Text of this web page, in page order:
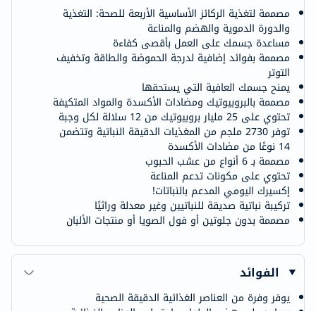
مصممة لتغذية الركائز الأساسية الأربعة للصحة: ​​التغذية
والدورة الدموية والهضم والمناعة
مساعدة جسمك على العمل بأقصى كفاءة
مصممة بفوائد إضافية لدرجة الحموضة والطاقة وتخفيف
التوتر
يمنح جسمك العافية التي يستحقها
مصممة بالبروبيوتيك ومضادات الأكسدة والمواد المتكيفة
تحتوي على 25 مليار بروبيوتيك من 12 سلالة لكل وجبة
توفر 2730 ملجم من المغذيات الدقيقة النباتية وتتضمن
14 نوعًا من مضادات الأكسدة
مصممة بـ 6 أنواع من عشب الحبوب
تحتوي على مكونات تدعم المناعة
إكسيرك اليومي المدعم بالنباتات!
تركيبة نباتية صديقة للنباتيين وغير معدلة وراثيًا
مصممة بدون جلوتين أو فول الصويا أو منتجات الألبان
الفوائد
يوفر وفرة من العناصر الغذائية الدقيقة الصحية